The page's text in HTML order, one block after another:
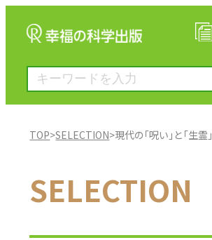
TOP>SELECTION>現代の｢呪い｣と｢生霊｣
SELECTION